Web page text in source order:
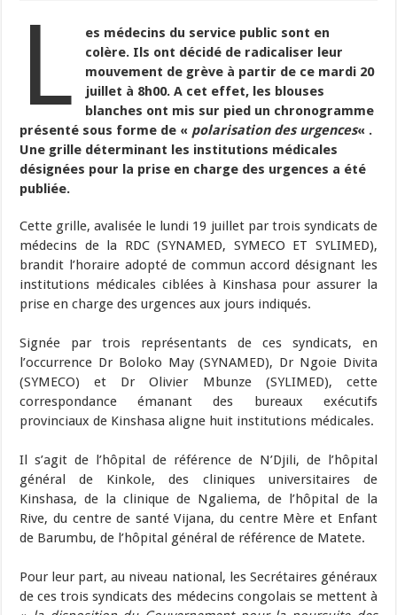
L
es médecins du service public sont en
colère. Ils ont décidé de radicaliser leur
mouvement de grève à partir de ce mardi 20
juillet à 8h00. A cet effet, les blouses
blanches ont mis sur pied un chronogramme
présenté sous forme de « polarisation des urgences« .
Une grille déterminant les institutions médicales
désignées pour la prise en charge des urgences a été
publiée.
Cette grille, avalisée le lundi 19 juillet par trois syndicats de
médecins de la RDC (SYNAMED, SYMECO ET SYLIMED),
brandit l’horaire adopté de commun accord désignant les
institutions médicales ciblées à Kinshasa pour assurer la
prise en charge des urgences aux jours indiqués.
Signée par trois représentants de ces syndicats, en
l’occurrence Dr Boloko May (SYNAMED), Dr Ngoie Divita
(SYMECO) et Dr Olivier Mbunze (SYLIMED), cette
correspondance émanant des bureaux exécutifs
provinciaux de Kinshasa aligne huit institutions médicales.
Il s’agit de l’hôpital de référence de N’Djili, de l’hôpital
général de Kinkole, des cliniques universitaires de
Kinshasa, de la clinique de Ngaliema, de l’hôpital de la
Rive, du centre de santé Vijana, du centre Mère et Enfant
de Barumbu, de l’hôpital général de référence de Matete.
Pour leur part, au niveau national, les Secrétaires généraux
de ces trois syndicats des médecins congolais se mettent à